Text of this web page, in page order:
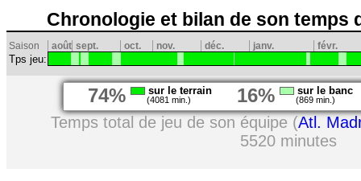
Chronologie et bilan de son temps
Saison août sept. oct. nov. déc. janv. févr.
Tps jeu:
74% sur le terrain
(4081 min.) 16% sur le banc
(869 min.)
Temps total de jeu de son équipe (Atl.
5520 minutes